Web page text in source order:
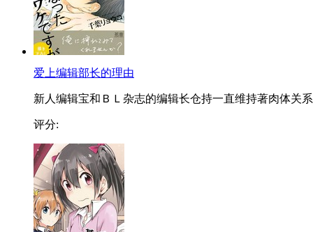
爱上编辑部长的理由
新人编辑宝和ＢＬ杂志的编辑长仓持一直维持著肉体关
评分: